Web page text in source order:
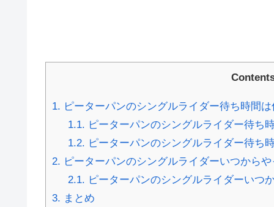
1. ピーターパンのシングルライダー待ち時間
1.1. ピーターパンのシングルライダー待
1.2. ピーターパンのシングルライダー待
2. ピーターパンのシングルライダーいつから
2.1. ピーターパンのシングルライダーいつ
3. まとめ